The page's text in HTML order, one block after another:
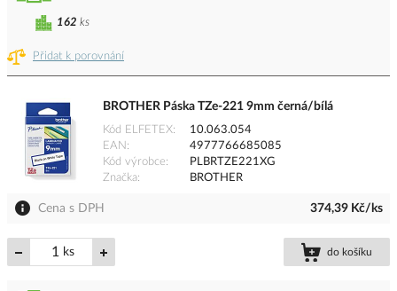
Přidat k porovnání
162 ks
BROTHER Páska TZe-221 9mm černá/bílá
Kód ELFETEX
10.063.054
EAN
4977766685085
Kód výrobce
PLBRTZE221XG
Značka
BROTHER
Cena s DPH 374,39 Kč/ks
ks do košíku